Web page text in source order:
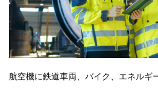
航空機に鉄道車両、バイク、エネルギ